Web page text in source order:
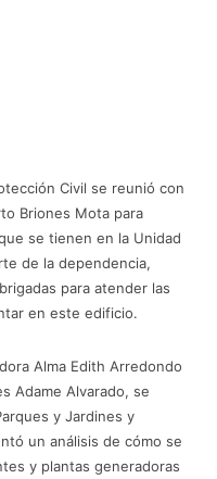
Civil se reunió con
Briones Mota para
se tienen en la Unidad
de la dependencia,
para atender las
en este edificio.
Alma Edith Arredondo
Adame Alvarado, se
y Jardines y
un análisis de cómo se
y plantas generadoras